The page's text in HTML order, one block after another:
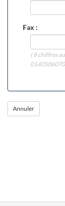
Fax :
( 8 chiffres